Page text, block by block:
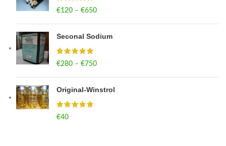
€120 – €650
Seconal Sodium
€280 – €750
Original-Winstrol
€40